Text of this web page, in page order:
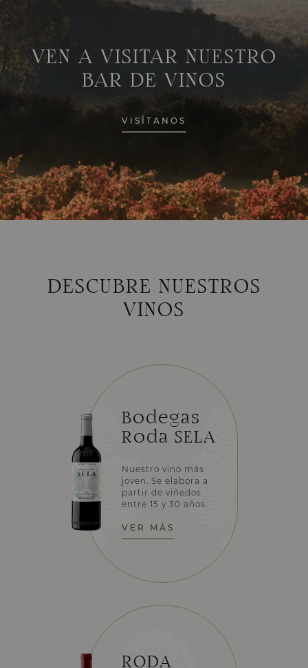
VEN A VISITAR NUESTRO
BAR DE VINOS
VISÍTANOS
DESCUBRE NUESTROS
VINOS
Bodegas
Roda SELA
Nuestro vino más
joven. Se elabora a
partir de viñedos
entre 15 y 30 años.
VER MÁS
RODA